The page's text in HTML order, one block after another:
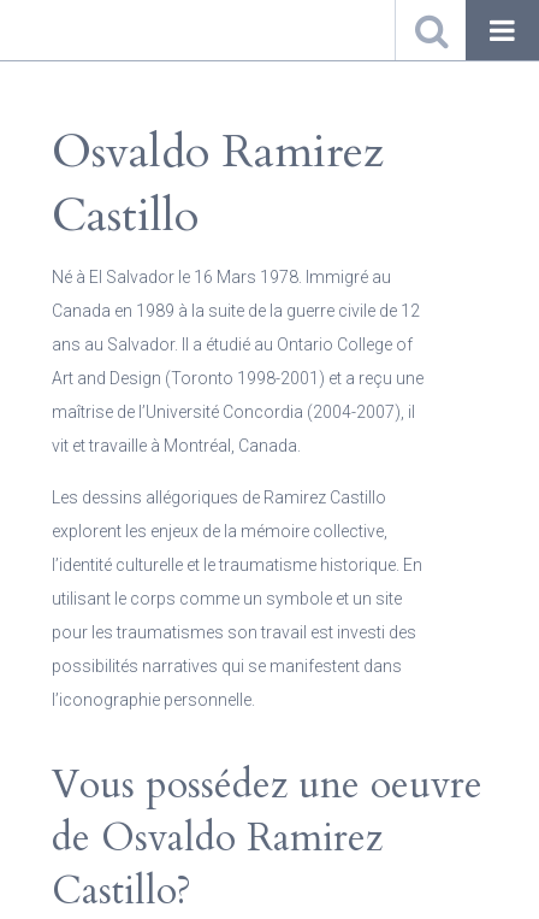
Osvaldo Ramirez
Castillo
Né à El Salvador le 16 Mars 1978. Immigré au
Canada en 1989 à la suite de la guerre civile de 12
ans au Salvador. Il a étudié au Ontario College of
Art and Design (Toronto 1998-2001) et a reçu une
maîtrise de l’Université Concordia (2004-2007), il
vit et travaille à Montréal, Canada.
Les dessins allégoriques de Ramirez Castillo
explorent les enjeux de la mémoire collective,
l’identité culturelle et le traumatisme historique. En
utilisant le corps comme un symbole et un site
pour les traumatismes son travail est investi des
possibilités narratives qui se manifestent dans
l’iconographie personnelle.
Vous possédez une oeuvre
de Osvaldo Ramirez
Castillo?